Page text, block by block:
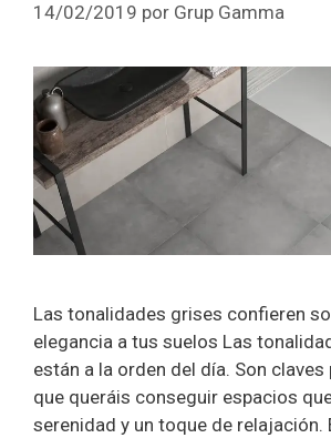
14/02/2019 por Grup Gamma
Las tonalidades grises confieren
elegancia a tus suelos Las
están a la orden del día. Son claves
que queráis conseguir espacios
serenidad y un toque de